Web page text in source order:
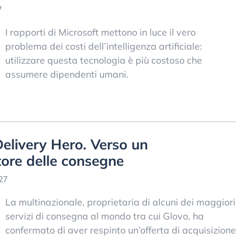
I rapporti di Microsoft mettono in luce il vero
problema dei costi dell’intelligenza artificiale:
utilizzare questa tecnologia è più costoso che
assumere dipendenti umani.
Hero. Verso un
delle consegne
La multinazionale, proprietaria di alcuni dei maggiori
servizi di consegna al mondo tra cui Glovo, ha
confermato di aver respinto un’offerta di acquisizione